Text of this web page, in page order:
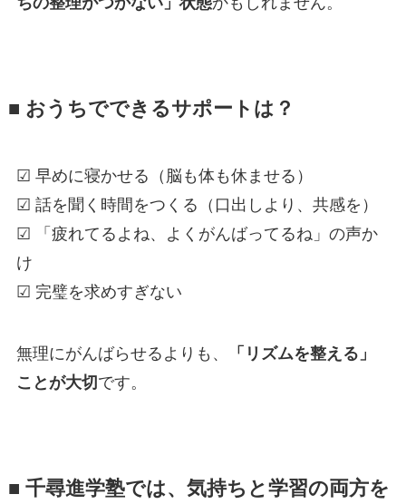
■ おうちでできるサポートは？
☑ 早めに寝かせる（脳も体も休ませる）
☑ 話を聞く時間をつくる（口出しより、共感を）
☑ 「疲れてるよね、よくがんばってるね」の声か
け
☑ 完璧を求めすぎない
無理にがんばらせるよりも、
「リズムを整える」
ことが大切 です。
■ 千尋進学塾では、気持ちと学習の両方を